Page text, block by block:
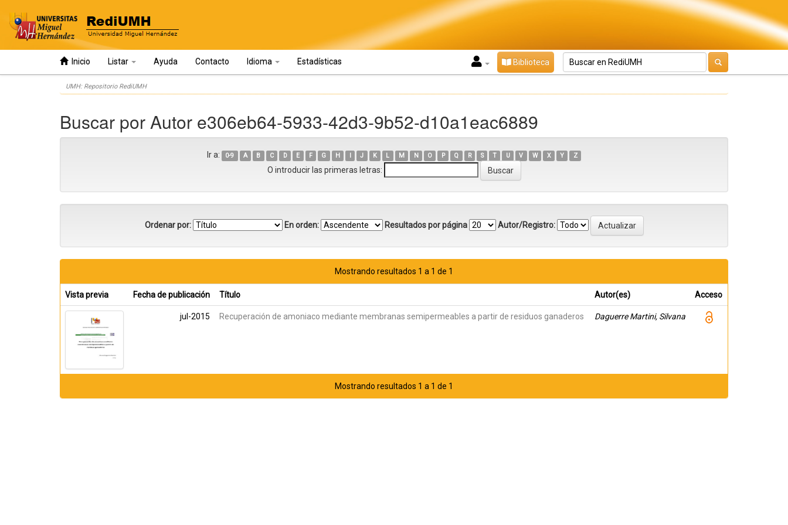
Inicio Listar Ayuda Contacto Idioma Estadísticas Biblioteca
UMH: Repositorio RediUMH
Buscar por Autor e306eb64-5933-42d3-9b52-d10a1eac6889
Ir a: 0-9 A B C D E F G H I J K L M N O P Q R S T U V W X Y Z
O introducir las primeras letras:
Ordenar por: En orden: Resultados por página Autor/Registro:
Mostrando resultados 1 a 1 de 1
Vista previa Fecha de publicación Título Autor(es) Acceso
jul-2015 Recuperación de amoniaco mediante membranas semipermeables a partir de residuos ganaderos Daguerre Martini, Silvana
Mostrando resultados 1 a 1 de 1